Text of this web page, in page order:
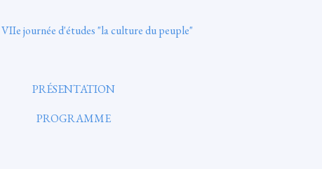
PRÉSENTATION
PROGRAMME